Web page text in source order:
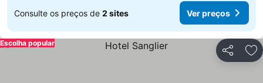
Consulte os preços de 2 sites Ver preços
Partilhar
Escolha popular